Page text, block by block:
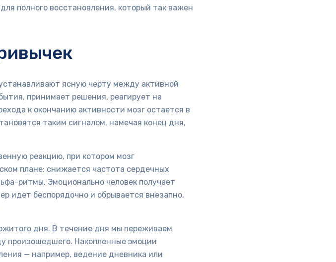
полного восстановления, который так важен
ясную черту между активной
принимает решения, реагирует на
к окончанию активности мозг остается в
таким сигналом, намечая конец дня,
реакцию, при котором мозг
плане: снижается частота сердечных
ритмы. Эмоционально человек получает
идет беспорядочно и обрывается внезапно,
дня. В течение дня мы переживаем
произошедшего. Накопленные эмоции
— например, ведение дневника или